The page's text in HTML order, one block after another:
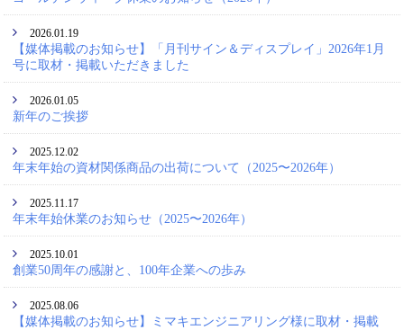
2026.01.19
【媒体掲載のお知らせ】「月刊サイン＆ディスプレイ」2026年1月
号に取材・掲載いただきました
2026.01.05
新年のご挨拶
2025.12.02
年末年始の資材関係商品の出荷について（2025〜2026年）
2025.11.17
年末年始休業のお知らせ（2025〜2026年）
2025.10.01
創業50周年の感謝と、100年企業への歩み
2025.08.06
【媒体掲載のお知らせ】ミマキエンジニアリング様に取材・掲載